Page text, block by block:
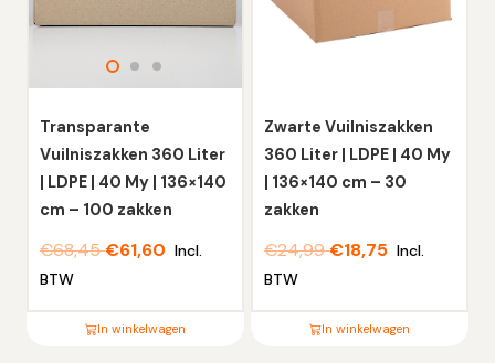
worden
op
de
productpagina
Deze
worden
op
de
productpagina
Transparante
Vuilniszakken 360 Liter
| LDPE | 40 My | 136×140
cm – 100 zakken
€68,45€61,60 Incl.
BTW
In winkelwagen
Zwarte Vuilniszakken
360 Liter | LDPE | 40 My
| 136×140 cm – 30
zakken
€24,99€18,75 Incl.
BTW
In winkelwagen